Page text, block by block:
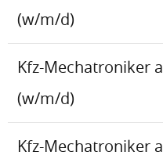
(w/m/d)
Kfz-Mechatroniker
(w/m/d)
Kfz-Mechatroniker